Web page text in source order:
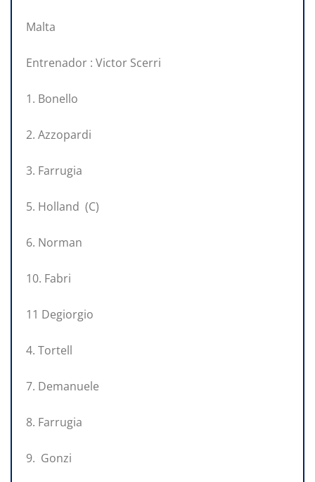
Malta
Entrenador : Victor Scerri
1. Bonello
2. Azzopardi
3. Farrugia
5. Holland (C)
6. Norman
10. Fabri
11 Degiorgio
4. Tortell
7. Demanuele
8. Farrugia
9. Gonzi